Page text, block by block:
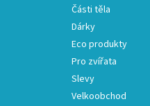
Části těla
Dárky
Eco produkty
Pro zvířata
Slevy
Velkoobchod